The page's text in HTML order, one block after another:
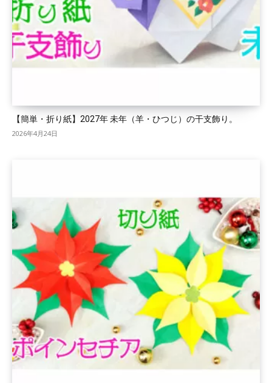
【簡単・折り紙】2027年 未年（羊・ひつじ）の干支飾り。
2026年4月24日